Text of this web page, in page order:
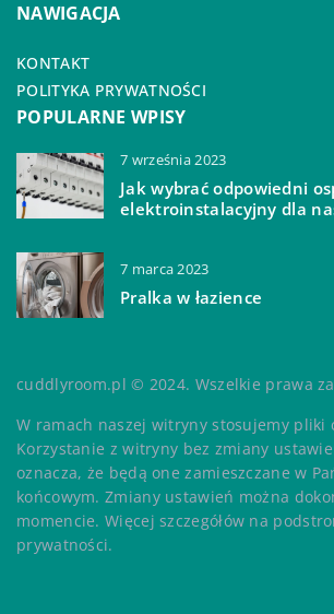
NAWIGACJA
KONTAKT
POLITYKA PRYWATNOŚCI
POPULARNE WPISY
7 września 2023
Jak wybrać odpowiedni
elektroinstalacyjny dla
7 marca 2023
Pralka w łazience
cuddlyroom.pl © 2024. Wszelkie prawa
W ramach naszej witryny stosujemy pliki
Korzystanie z witryny bez zmiany
oznacza, że będą one zamieszczane w
końcowym. Zmiany ustawień można
momencie. Więcej szczegółów na
prywatności.